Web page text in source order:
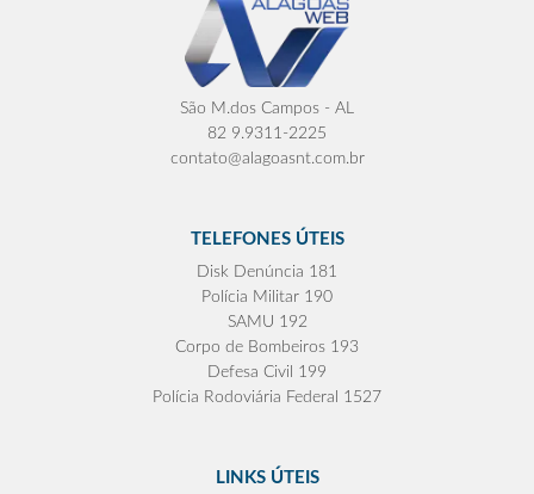
São M.dos Campos - AL
82 9.9311-2225
contato@alagoasnt.com.br
TELEFONES ÚTEIS
Disk Denúncia 181
Polícia Militar 190
SAMU 192
Corpo de Bombeiros 193
Defesa Civil 199
Polícia Rodoviária Federal 1527
LINKS ÚTEIS